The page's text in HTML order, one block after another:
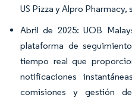
US Pizza y Alpro Pharmacy,
Abril de 2025: UOB
plataforma de
tiempo real que
notificaciones
comisiones y gestión